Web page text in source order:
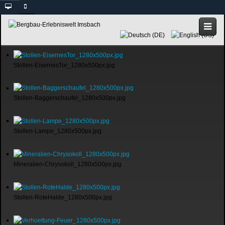
Stollen-EisernesTor_1280x500px.jpg
Stollen-Baggerschaufel_1280x500px.jpg
Stollen-Lampe_1280x500px.jpg
Mineralien-Chrysokoll_1280x500px.jpg
Stollen-RoteHalde_1280x500px.jpg